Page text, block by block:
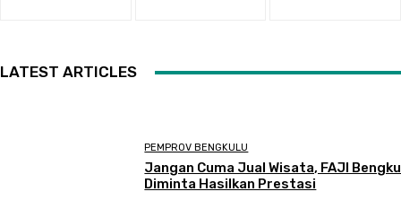
LATEST ARTICLES
PEMPROV BENGKULU
Jangan Cuma Jual Wisata, FAJI
Diminta Hasilkan Prestasi